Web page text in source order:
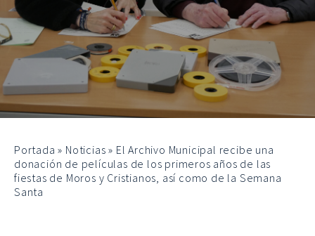
Portada » Noticias » El Archivo Municipal recibe una
donación de películas de los primeros años de las
fiestas de Moros y Cristianos, así como de la Semana
Santa